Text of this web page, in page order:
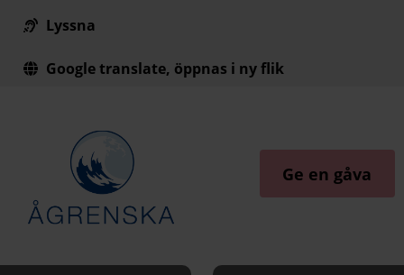
Till innehåll på sidan
Lyssna
Google translate, öppnas i ny flik
Ge en gåva